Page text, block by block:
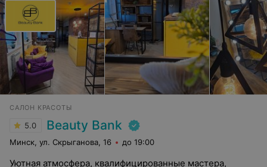
САЛОН КРАСОТЫ
5.0 Beauty Bank
Минск, ул. Скрыганова, 16 до 19:00
Уютная атмосфера, квалифицированные мастера,